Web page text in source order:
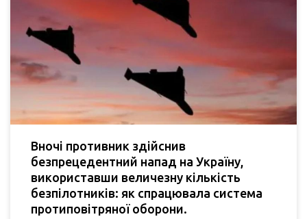
Вночі противник здійснив
безпрецедентний напад на Україну,
використавши величезну кількість
безпілотників: як спрацювала система
протиповітряної оборони.